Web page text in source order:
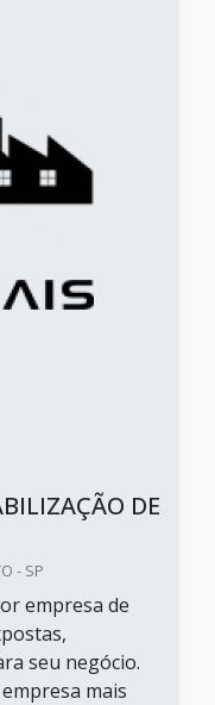
DE
- SP
empresa de
seu negócio.
mais